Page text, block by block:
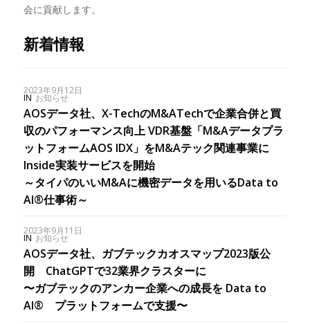
会に貢献します。
新着情報
2023年9月12日
IN お知らせ
AOSデータ社、X-TechのM&ATechで企業合併と買
収のパフォーマンス向上 VDR基盤「M&Aデータプラ
ットフォームAOS IDX」をM&Aテック関連事業に
Inside実装サービスを開始
～タイパのいいM&Aに機密データを用いるData to
AI®仕事術～
2023年9月11日
IN お知らせ
AOSデータ社、ガブテックカオスマップ2023版公
開 ChatGPTで32業界クラスターに
〜ガブテックのアンカー企業への成長を Data to
AI® プラットフォームで支援〜